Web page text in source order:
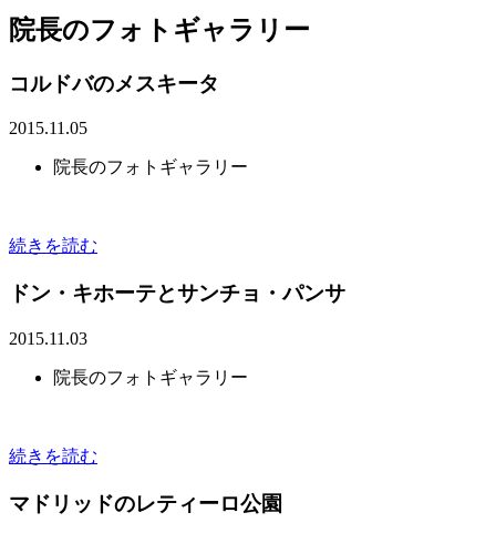
院長のフォトギャラリー
コルドバのメスキータ
2015.11.05
院長のフォトギャラリー
続きを読む
ドン・キホーテとサンチョ・パンサ
2015.11.03
院長のフォトギャラリー
続きを読む
マドリッドのレティーロ公園